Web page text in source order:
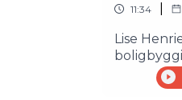
11:34
Lise